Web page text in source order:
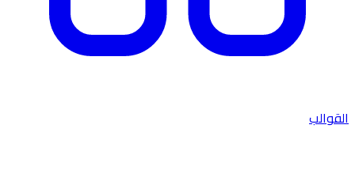
القوالب